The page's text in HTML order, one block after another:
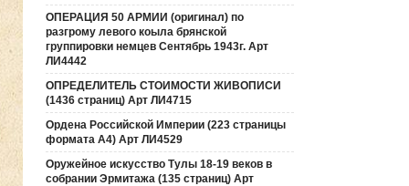
ОПЕРАЦИЯ 50 АРМИИ (оригинал) по
разгрому левого коыла брянской
группировки немцев Сентябрь 1943г. Арт
ЛИ4442
ОПРЕДЕЛИТЕЛЬ СТОИМОСТИ ЖИВОПИСИ
(1436 страниц) Арт ЛИ4715
Ордена Российской Империи (223 страницы
формата А4) Арт ЛИ4529
Оружейное искусство Тулы 18-19 веков в
собрании Эрмитажа (135 страниц) Арт